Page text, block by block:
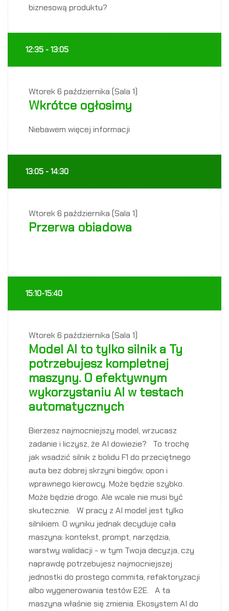
biznesową produktu?
12:35 - 13:05
Wtorek6 października (Sala 1)
Wkrótce ogłosimy
Niebawem więcej informacji
13:05 - 14:30
Wtorek6 października (Sala 1)
Przerwa obiadowa
15:10-15:40
Wtorek6 października (Sala 1)
Model AI to tylko silnik a Ty
potrzebujesz kompletnej
maszyny. O efektywnym
wykorzystaniu AI w testach
automatycznych
Bierzesz najmocniejszy model, wrzucasz
zadanie i liczysz, że AI dowiezie? To trochę
jak wsadzić silnik z bolidu F1 do przeciętnego
auta bez dobrej skrzyni biegów, opon i
wprawnego kierowcy. Może będzie szybko.
Może będzie drogo. Ale wcale nie musi być
skutecznie. W pracy z AI model jest tylko
silnikiem. O wyniku jednak decyduje cała
maszyna: kontekst, prompt, narzędzia,
warstwy walidacji - w tym Twoja decyzja, czy
naprawdę potrzebujesz najmocniejszej
jednostki do prostego commita, refaktoryzacji
albo wygenerowania testów E2E. A ta
maszyna właśnie się zmienia. Ekosystem AI do